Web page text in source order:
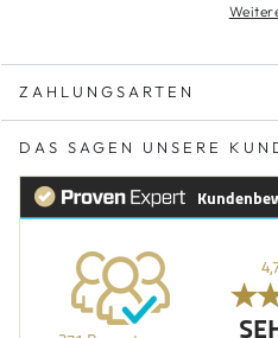
ZAHLUNGSARTEN
DAS SAGEN UNSERE